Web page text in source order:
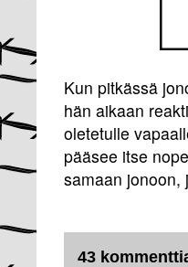
Kun pitkässä
hän aikaan
oletetulle
pääsee itse
samaan jonoon,
43